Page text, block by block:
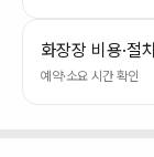
화장장 비용·절
예약·소요 시간 확인